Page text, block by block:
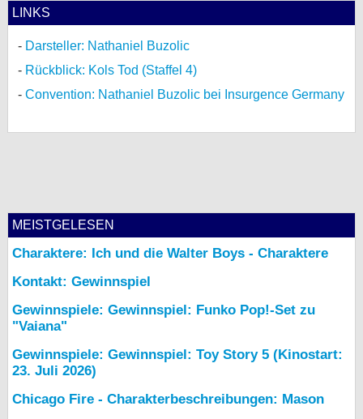
LINKS
Darsteller: Nathaniel Buzolic
Rückblick: Kols Tod (Staffel 4)
Convention: Nathaniel Buzolic bei Insurgence Germany
MEISTGELESEN
Charaktere: Ich und die Walter Boys - Charaktere
Kontakt: Gewinnspiel
Gewinnspiele: Gewinnspiel: Funko Pop!-Set zu
"Vaiana"
Gewinnspiele: Gewinnspiel: Toy Story 5 (Kinostart:
23. Juli 2026)
Chicago Fire - Charakterbeschreibungen: Mason